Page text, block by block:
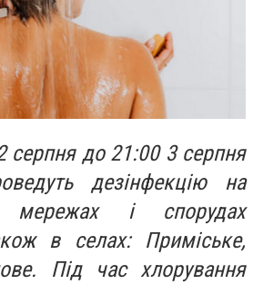
серпня до 21:00 3 серпня
дезінфекцію на
мережах і спорудах
в селах: Приміське,
Під час хлорування